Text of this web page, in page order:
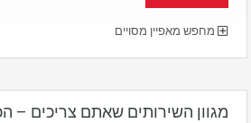
מחפש מאפיין מסויים
מגוון השירותים שאתם צריכים –